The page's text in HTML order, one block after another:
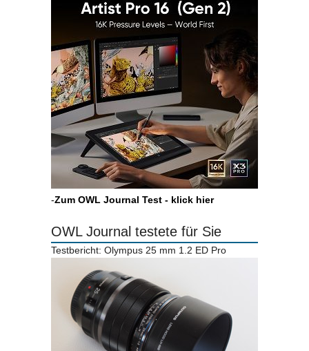
-Zum OWL Journal Test - klick hier
OWL Journal testete für Sie
Testbericht: Olympus 25 mm 1.2 ED Pro